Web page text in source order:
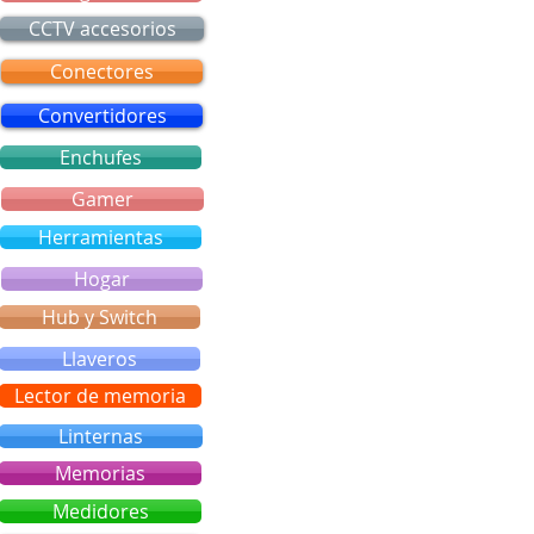
Convertidores
CCTV accesorios
Enchufes
Conectores
Gamer
Herramientas
Hogar
Hub y Switch
Llaveros
Lector de memoria
Linternas
Memorias
Medidores